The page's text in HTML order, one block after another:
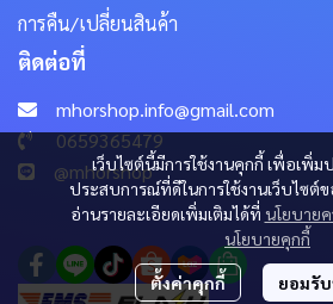
เว็บไซต์นี้มีการใช้งานคุกกี้ เพื่อเพิ่
ประสบการณ์ที่ดีในการใช้งานเว็บไซต์
อ่านรายละเอียดเพิ่มเติมได้ที่ นโยบาย
นโยบายคุกกี้
ตั้งค่าคุกกี้ ยอมรั
การคืน/เปลี่ยนสินค้า
ติดต่อที่
mhorshop.info@gmail.com
0659365479
@mhorshop